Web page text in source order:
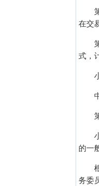
在交
式，
的一
务委